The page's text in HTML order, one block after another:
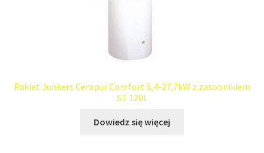
Pakiet Junkers Cerapur Comfort 6,4-27,7kW z zasobnikiem
ST 120L
Dowiedz się więcej